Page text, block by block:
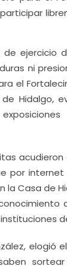
de ejercicio
ni
el
de
por
la Casa de